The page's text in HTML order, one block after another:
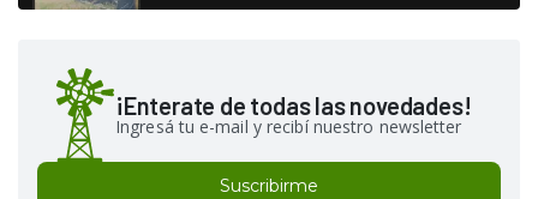
¡Enterate de todas las novedades!
Ingresá tu e-mail y recibí nuestro newsletter
Suscribirme